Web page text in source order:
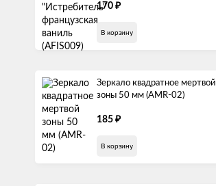
170 ₽
В корзину
Зеркало квадратное мертвой
зоны 50 мм (AMR-02)
185 ₽
В корзину